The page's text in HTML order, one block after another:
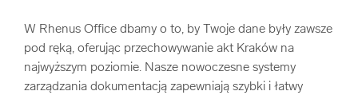
W Rhenus Office dbamy o to, by Twoje dane były zawsze
pod ręką, oferując przechowywanie akt Kraków na
najwyższym poziomie. Nasze nowoczesne systemy
zarządzania dokumentacją zapewniają szybki i łatwy